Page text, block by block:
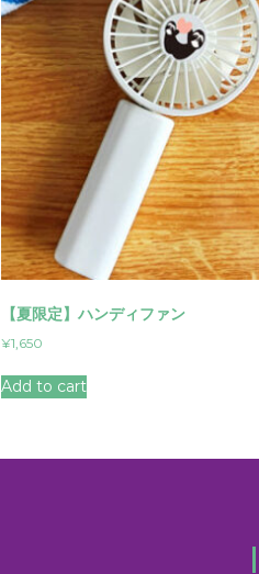
【夏限定】ハンディファン
¥1,650
Add to cart